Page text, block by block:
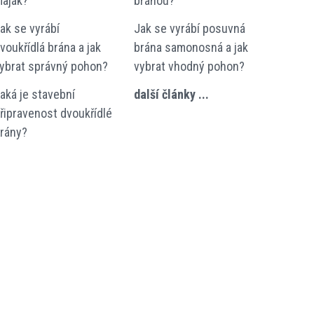
se vyrábí
brána a jak
správný pohon?
Jak se vyrábí posuvná
brána samonosná a jak
vybrat vhodný pohon?
je stavební
dvoukřídlé
další články ...